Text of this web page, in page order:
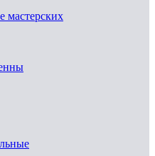
мастерских